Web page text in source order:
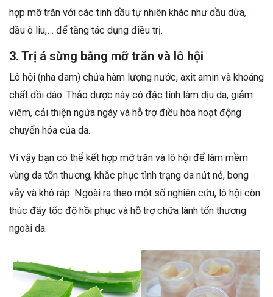
hợp mỡ trăn với các tinh dầu tự nhiên khác như dầu dừa,
dầu ô liu,… để tăng tác dụng điều trị.
3. Trị á sừng bằng mỡ trăn và lô hội
Lô hội (nha đam) chứa hàm lượng nước, axit amin và khoáng
chất dồi dào. Thảo dược này có đặc tính làm dịu da, giảm
viêm, cải thiện ngứa ngáy và hỗ trợ điều hòa hoạt động
chuyển hóa của da.
Vì vậy bạn có thể kết hợp mỡ trăn và lô hội để làm mềm
vùng da tổn thương, khắc phục tình trạng da nứt nẻ, bong
vảy và khô ráp. Ngoài ra theo một số nghiên cứu, lô hội còn
thúc đẩy tốc độ hồi phục và hỗ trợ chữa lành tổn thương
ngoài da.